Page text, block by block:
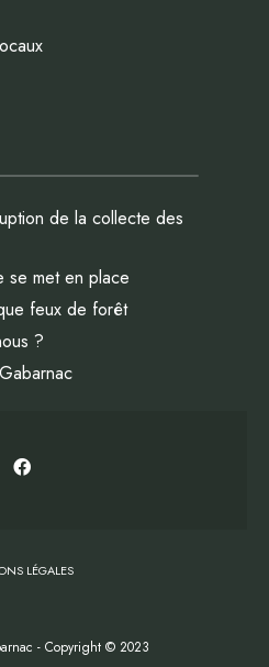
de la collecte des
se met en place
feux de forêt
?
LÉGALES
- Copyright © 2023